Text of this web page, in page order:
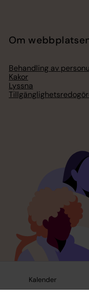
Kalender
Om
Behandling av
Kakor
Lyssna